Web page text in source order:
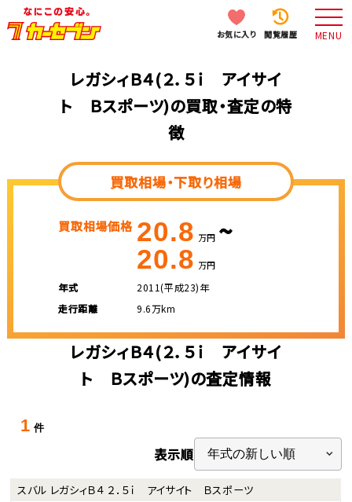
お気に入り 閲覧履歴 MENU
レガシィＢ４(２．５ｉ アイサイ
ト Ｂスポーツ)の買取・査定の特
徴
買取相場・下取り相場
買取相場価格 20.8 万円 ~
20.8 万円
年式
2011(平成23)年
走行距離
9.6万km
レガシィＢ４(２．５ｉ アイサイ
ト Ｂスポーツ)の査定情報
1 件
表示順
スバル レガシィＢ４ ２．５ｉ アイサイト Ｂスポーツ